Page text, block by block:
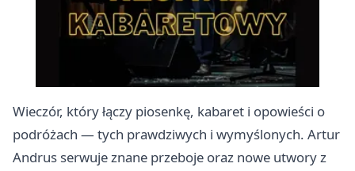
Wieczór, który łączy piosenkę, kabaret i opowieści o
podróżach — tych prawdziwych i wymyślonych. Artur
Andrus serwuje znane przeboje oraz nowe utwory z